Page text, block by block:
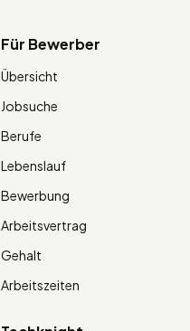
Für Bewerber
Übersicht
Jobsuche
Berufe
Lebenslauf
Bewerbung
Arbeitsvertrag
Gehalt
Arbeitszeiten